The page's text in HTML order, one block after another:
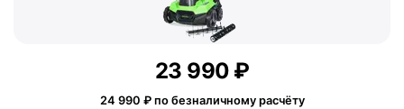
23 990 ₽
24 990 ₽ по безналичному расчёту